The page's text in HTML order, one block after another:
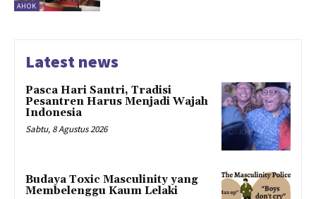
AHOK
Latest news
Pasca Hari Santri, Tradisi
Pesantren Harus Menjadi Wajah
Indonesia
Sabtu, 8 Agustus 2026
Budaya Toxic Masculinity yang
Membelenggu Kaum Lelaki